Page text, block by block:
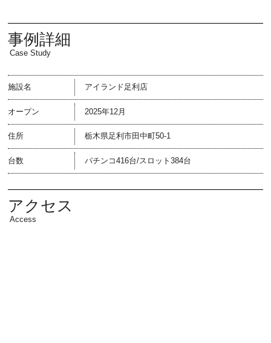
事例詳細
Case Study
施設名 アイランド足利店
オープン 2025年12月
住所 栃木県足利市田中町50-1
台数 パチンコ416台/スロット384台
アクセス
Access